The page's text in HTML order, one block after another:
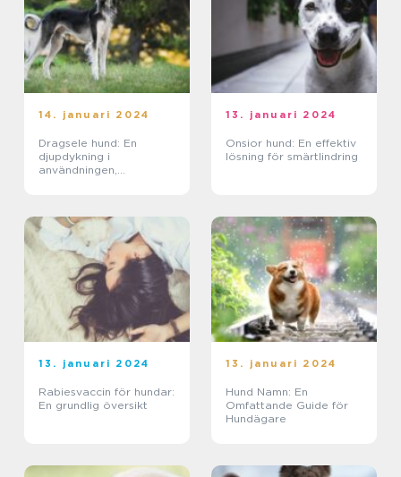
14. januari 2024
Dragsele hund: En
djupdykning i
användningen,
13. januari 2024
Onsior hund: En effektiv
lösning för smärtlindring
13. januari 2024
Rabiesvaccin för hundar:
En grundlig översikt
13. januari 2024
Hund Namn: En
Omfattande Guide för
Hundägare